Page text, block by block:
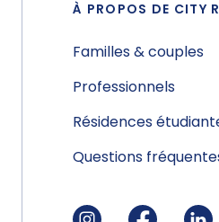
À PROPOS DE CITY
Familles & couples
Professionnels
Résidences
Questions